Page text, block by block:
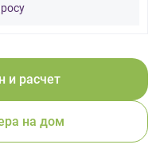
и расчет
на дом